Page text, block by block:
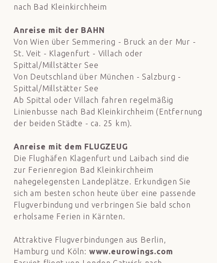
nach Bad Kleinkirchheim
Anreise mit der BAHN
Von Wien über Semmering - Bruck an der Mur -
St. Veit - Klagenfurt - Villach oder
Spittal/Millstätter See
Von Deutschland über München - Salzburg -
Spittal/Millstätter See
Ab Spittal oder Villach fahren regelmäßig
Linienbusse nach Bad Kleinkirchheim (Entfernung
der beiden Städte - ca. 25 km).
Anreise mit dem FLUGZEUG
Die Flughäfen Klagenfurt und Laibach sind die
zur Ferienregion Bad Kleinkirchheim
nahegelegensten Landeplätze. Erkundigen Sie
sich am besten schon heute über eine passende
Flugverbindung und verbringen Sie bald schon
erholsame Ferien in Kärnten.
Attraktive Flugverbindungen aus Berlin,
Hamburg und Köln: www.eurowings.com